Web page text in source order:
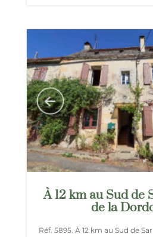
À 12 km au Sud de
de la
Réf. 5895. À 12 km au Sud de